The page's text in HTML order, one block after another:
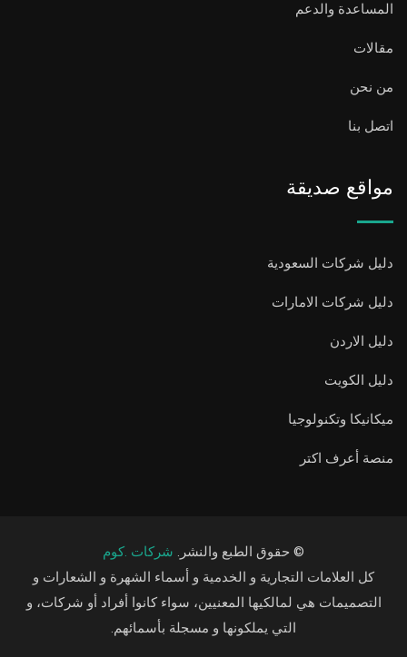
المساعدة والدعم
مقالات
من نحن
اتصل بنا
مواقع صديقة
دليل شركات السعودية
دليل شركات الامارات
دليل الاردن
دليل الكويت
ميكانيكا وتكنولوجيا
منصة أعرف اكتر
© حقوق الطبع والنشر. شركات .كوم
كل العلامات التجارية و الخدمية و أسماء الشهرة و الشعارات و
التصميمات هي لمالكيها المعنيين، سواء كانوا أفراد أو شركات، و
التي يملكونها و مسجلة بأسمائهم.